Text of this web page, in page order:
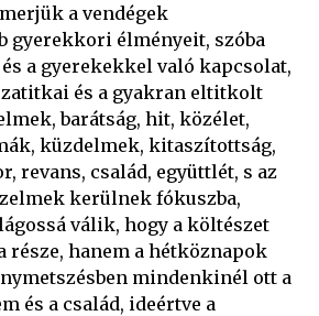
a vendégek
gyerekkori élményeit, szóba
a gyerekekkel való kapcsolat,
és a gyakran eltitkolt
barátság, hit, közélet,
küzdelmek, kitaszítottság,
revans, család, együttlét, s az
kerülnek fókuszba,
válik, hogy a költészet
része, hanem a hétköznapok
mindenkinél ott a
és a család, ideértve a